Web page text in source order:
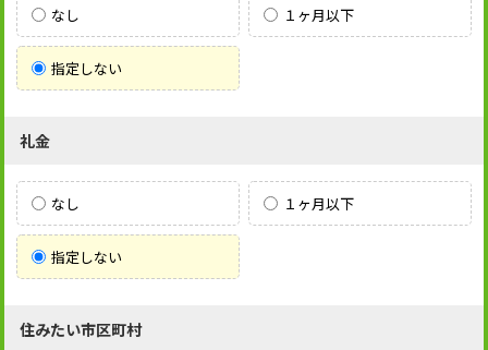
なし １ヶ月以下
指定しない
礼金
なし １ヶ月以下
指定しない
住みたい市区町村